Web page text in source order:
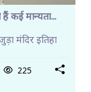
कई मान्यता...
मंदिर इतिहा
225